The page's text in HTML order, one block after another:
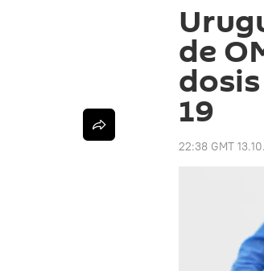
de
19
22:38 GMT